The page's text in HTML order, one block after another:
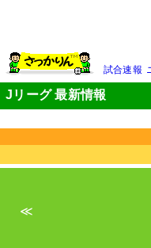
試合速報
Jリーグ 最新情報
≪